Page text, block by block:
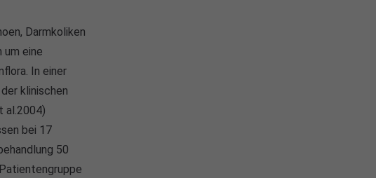
Darmkoliken
um eine
In einer
klinischen
al.2004)
bei 17
50